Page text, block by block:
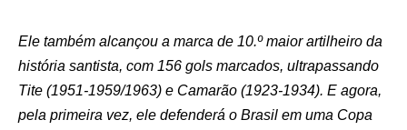
Ele também alcançou a marca de 10.º maior artilheiro da
história santista, com 156 gols marcados, ultrapassando
Tite (1951-1959/1963) e Camarão (1923-1934). E agora,
pela primeira vez, ele defenderá o Brasil em uma Copa